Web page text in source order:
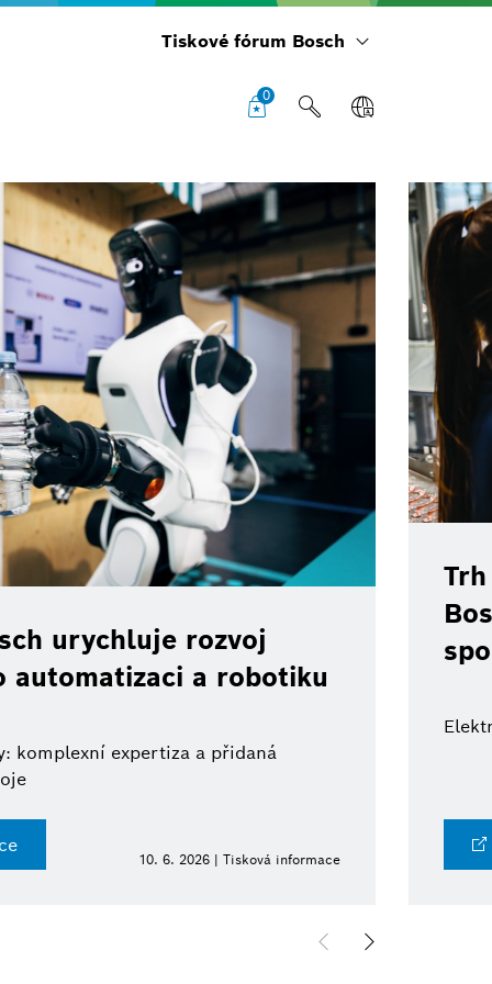
Tiskové fórum Bosch
0
urychluje rozvoj
automatizaci a robotiku
komplexní expertiza a přidaná
10. 6. 2026 | Tisková informace